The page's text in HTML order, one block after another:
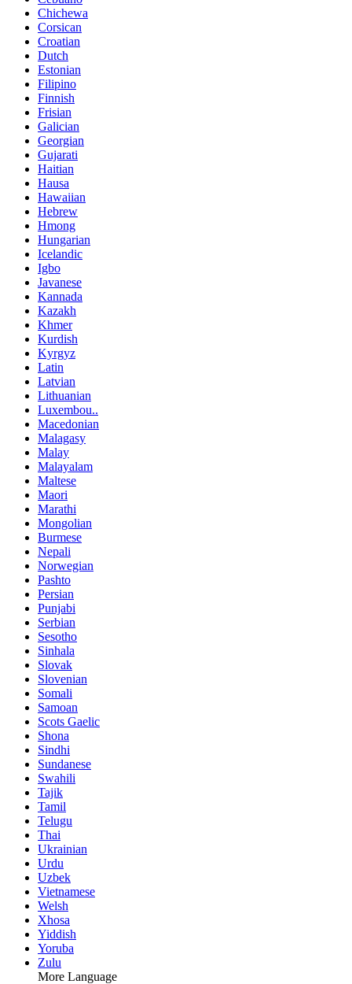
Chichewa
Corsican
Croatian
Dutch
Estonian
Filipino
Finnish
Frisian
Galician
Georgian
Gujarati
Haitian
Hausa
Hawaiian
Hebrew
Hmong
Hungarian
Icelandic
Igbo
Javanese
Kannada
Kazakh
Khmer
Kurdish
Kyrgyz
Latin
Latvian
Lithuanian
Luxembou..
Macedonian
Malagasy
Malay
Malayalam
Maltese
Maori
Marathi
Mongolian
Burmese
Nepali
Norwegian
Pashto
Persian
Punjabi
Serbian
Sesotho
Sinhala
Slovak
Slovenian
Somali
Samoan
Scots Gaelic
Shona
Sindhi
Sundanese
Swahili
Tajik
Tamil
Telugu
Thai
Ukrainian
Urdu
Uzbek
Vietnamese
Welsh
Xhosa
Yiddish
Yoruba
Zulu
More Language